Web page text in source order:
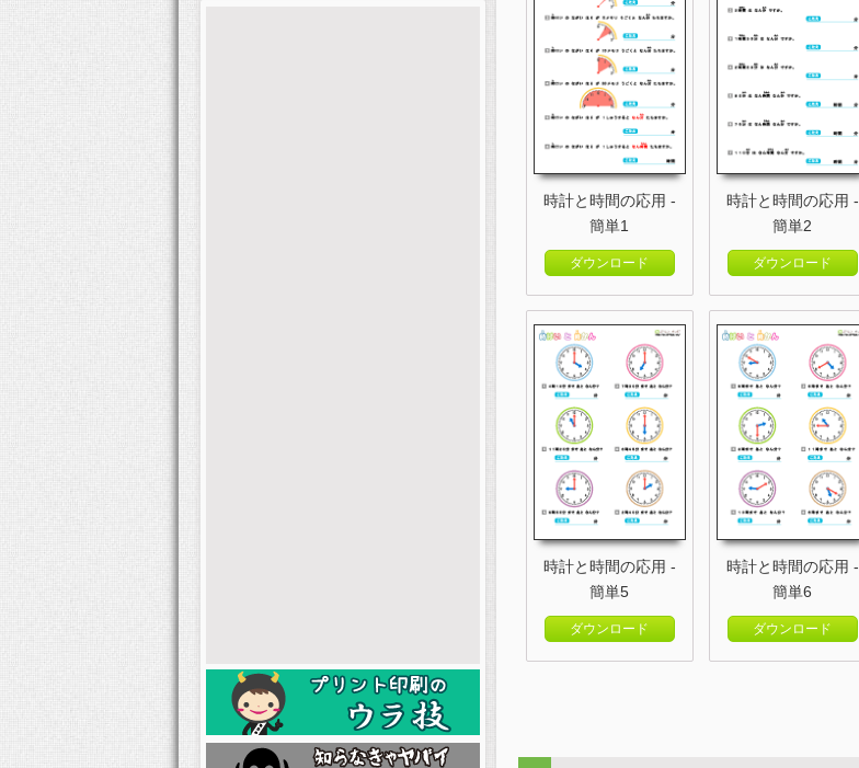
時計と時間の応用 -
簡単1
ダウンロード
時計と時間の応用 -
簡単2
ダウンロード
時計と時間の応用 -
簡単5
ダウンロード
時計と時間の応用 -
簡単6
ダウンロード